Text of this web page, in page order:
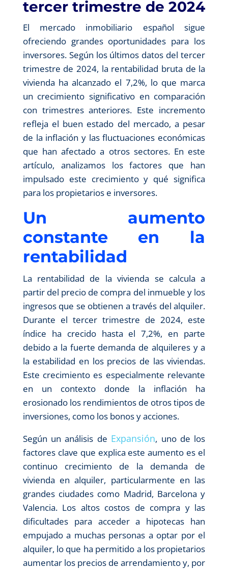
tercer trimestre de 2024
El mercado inmobiliario español sigue
ofreciendo grandes oportunidades para los
inversores. Según los últimos datos del tercer
trimestre de 2024, la rentabilidad bruta de la
vivienda ha alcanzado el 7,2%, lo que marca
un crecimiento significativo en comparación
con trimestres anteriores. Este incremento
refleja el buen estado del mercado, a pesar
de la inflación y las fluctuaciones económicas
que han afectado a otros sectores. En este
artículo, analizamos los factores que han
impulsado este crecimiento y qué significa
para los propietarios e inversores.
Un aumento
constante en la
rentabilidad
La rentabilidad de la vivienda se calcula a
partir del precio de compra del inmueble y los
ingresos que se obtienen a través del alquiler.
Durante el tercer trimestre de 2024, este
índice ha crecido hasta el 7,2%, en parte
debido a la fuerte demanda de alquileres y a
la estabilidad en los precios de las viviendas.
Este crecimiento es especialmente relevante
en un contexto donde la inflación ha
erosionado los rendimientos de otros tipos de
inversiones, como los bonos y acciones.
Según un análisis de Expansión, uno de los
factores clave que explica este aumento es el
continuo crecimiento de la demanda de
vivienda en alquiler, particularmente en las
grandes ciudades como Madrid, Barcelona y
Valencia. Los altos costos de compra y las
dificultades para acceder a hipotecas han
empujado a muchas personas a optar por el
alquiler, lo que ha permitido a los propietarios
aumentar los precios de arrendamiento y, por